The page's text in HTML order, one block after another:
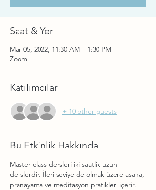
Saat & Yer
Mar 05, 2022, 11:30 AM – 1:30 PM
Zoom
Katılımcılar
+ 10 other guests
Bu Etkinlik Hakkında
Master class dersleri iki saatlik uzun
derslerdir. İleri seviye de olmak üzere asana,
pranayama ve meditasyon pratikleri içerir.